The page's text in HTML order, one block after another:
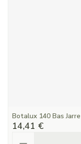
Botalux 140 Bas
14,41 €